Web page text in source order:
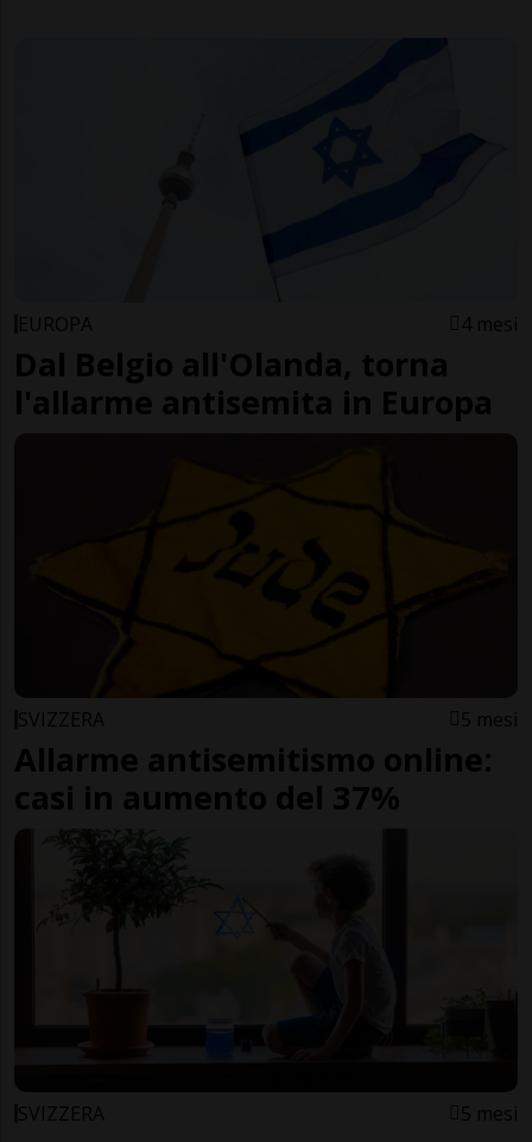
EUROPA 4 mesi
Dal Belgio all'Olanda, torna
l'allarme antisemita in Europa
SVIZZERA 5 mesi
Allarme antisemitismo online:
casi in aumento del 37%
SVIZZERA 5 mesi